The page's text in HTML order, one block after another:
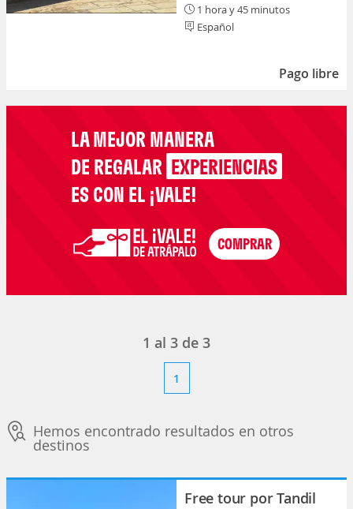
1 hora y 45 minutos
Español
Pago libre
LA MEJOR MANERA
DE REGALAR EXPERIENCIAS
ES CON EL ¡VALE!
1 al 3 de 3
1
Hemos encontrado resultados en otros
destinos
Free tour por Tandil